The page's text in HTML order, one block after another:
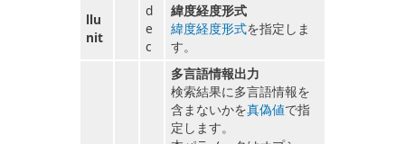
llu
nit
d
e
c
緯度経度形式
緯度経度形式を指定しま
す。
多言語情報出力
検索結果に多言語情報を
含まないかを真偽値で指
定します。